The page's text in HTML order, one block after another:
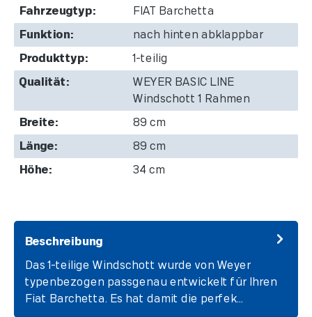
Fahrzeugtyp: FIAT Barchetta
Funktion: nach hinten abklappbar
Produkttyp: 1-teilig
Qualität:
WEYER BASIC LINE
Windschott 1 Rahmen
Breite: 89 cm
Länge: 89 cm
Höhe: 34 cm
Beschreibung
Das 1-teilige Windschott wurde von Weyer
typenbezogen passgenau entwickelt für Ihren
Fiat Barchetta. Es hat damit die perfek…